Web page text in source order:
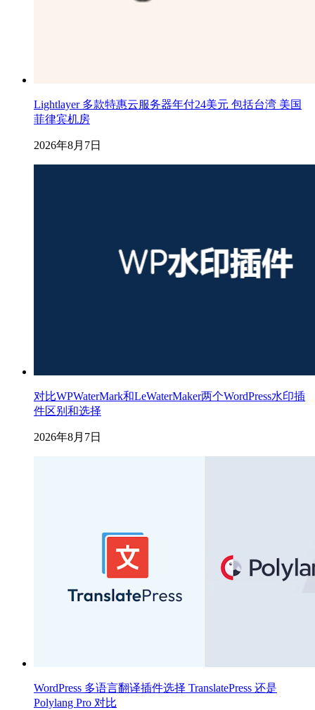
Lightlayer 多款特惠云服务器年付24美元 包括台湾 美国
菲律宾机房
2026年8月7日
对比WPWaterMark和LeWaterMaker两个WordPress水印插
件区别和选择
2026年8月7日
WordPress 多语言翻译插件选择 TranslatePress 还是
Polylang Pro 对比